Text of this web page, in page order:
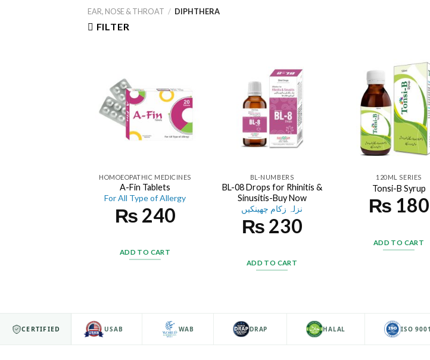
EAR, NOSE & THROAT / DIPHTHERA
FILTER
HOMOEOPATHIC MEDICINES
A-Fin Tablets
For All Type of Allergy
₨ 240
ADD TO CART
BL-NUMBERS
BL-08 Drops for Rhinitis &
Sinusitis-Buy Now
نزلہ زکام چھینکیں
₨ 230
ADD TO CART
120ML SERIES
Tonsi-B Syrup
₨ 180
ADD TO CART
CERTIFIED
ISO 9001 USAB WAB DRAP HALAL ISO 9001